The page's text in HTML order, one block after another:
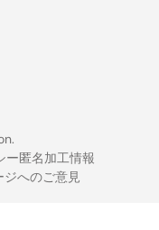
ー匿名加工情報
ジへのご意見